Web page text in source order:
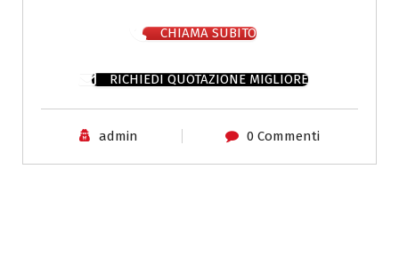
CHIAMA SUBITO
RICHIEDI QUOTAZIONE MIGLIORE
admin 0 Commenti